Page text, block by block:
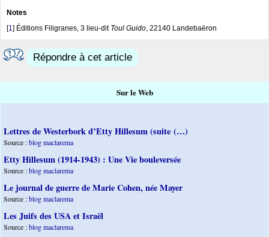
Notes
[1] Éditions Filigranes, 3 lieu-dit Toul Guido, 22140 Landebaëron
Répondre à cet article
Sur le Web
Lettres de Westerbork d’Etty Hillesum (suite (…)
Source :blog maclarema
Etty Hillesum (1914-1943) : Une Vie bouleversée
Source :blog maclarema
Le journal de guerre de Marie Cohen, née Mayer
Source :blog maclarema
Les Juifs des USA et Israël
Source :blog maclarema